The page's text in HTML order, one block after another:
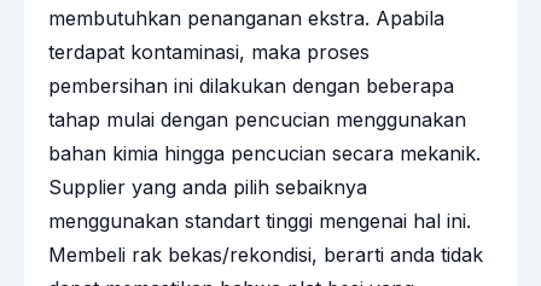
membutuhkan penanganan ekstra. Apabila
terdapat kontaminasi, maka proses
pembersihan ini dilakukan dengan beberapa
tahap mulai dengan pencucian menggunakan
bahan kimia hingga pencucian secara mekanik.
Supplier yang anda pilih sebaiknya
menggunakan standart tinggi mengenai hal ini.
Membeli rak bekas/rekondisi, berarti anda tidak